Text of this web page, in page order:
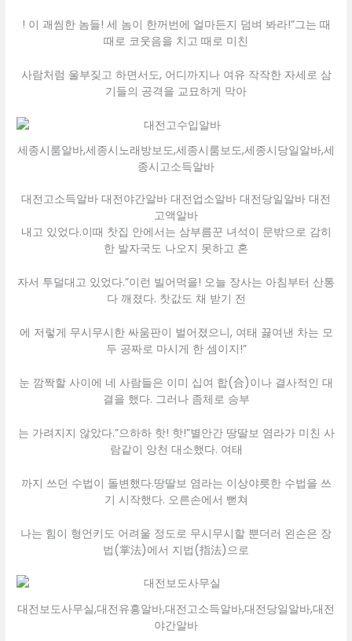
! 이 괘씸한 놈들! 세 놈이 한꺼번에 얼마든지 덤벼 봐라!”그는 때
때로 코웃음을 치고 때로 미친
사람처럼 울부짖고 하면서도, 어디까지나 여유 작작한 자세로 삼
기들의 공격을 교묘하게 막아
세종시룸알바,세종시노래방보도,세종시룸보도,세종시당일알바,세
종시고소득알바
대전고소득알바 대전야간알바 대전업소알바 대전당일알바 대전
고액알바
내고 있었다.이때 찻집 안에서는 삼부름꾼 녀석이 문밖으로 감히
한 발자국도 나오지 못하고 혼
자서 투덜대고 있었다.”이런 빌어먹을! 오늘 장사는 아침부터 산통
다 깨졌다. 찻값도 채 받기 전
에 저렇게 무시무시한 싸움판이 벌어졌으니, 여태 끓여낸 차는 모
두 공짜로 마시게 한 셈이지!”
눈 깜짝할 사이에 네 사람들은 이미 십여 합(合)이나 결사적인 대
결을 했다. 그러나 좀체로 승부
는 가려지지 않았다.”으하하 핫! 핫!”별안간 땅딸보 염라가 미친 사
람같이 앙천 대소했다. 여태
까지 쓰던 수법이 돌변했다.땅딸보 염라는 이상야릇한 수법을 쓰
기 시작했다. 오른손에서 뻗쳐
나는 힘이 형언키도 어려울 정도로 무시무시할 뿐더러 왼손은 장
법(掌法)에서 지법(指法)으로
대전보도사무실,대전유흥알바,대전고소득알바,대전당일알바,대전
야간알바